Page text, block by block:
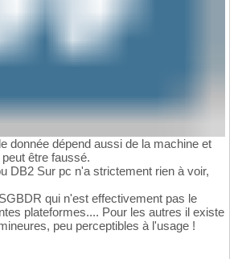
donnée dépend aussi de la machine et
être faussé.
DB2 Sur pc n'a strictement rien à voir,
qui n'est effectivement pas le
plateformes.... Pour les autres il existe
peu perceptibles à l'usage !